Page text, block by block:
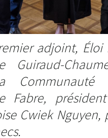
adjoint,
Guiraud-
Communauté
Fabre,
Cwiek